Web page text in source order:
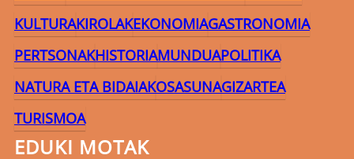
KULTURAKIROLAKEKONOMIAGASTRONOMIA
PERTSONAKHISTORIAMUNDUAPOLITIKA
NATURA ETA BIDAIAKOSASUNAGIZARTEA
TURISMOA
EDUKI MOTAK